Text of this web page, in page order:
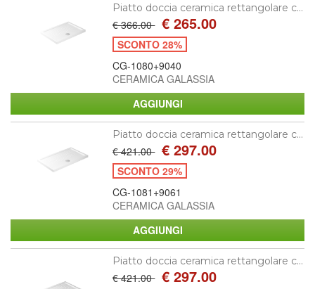
Piatto doccia ceramica rettangolare c...
€ 366.00 € 265.00
SCONTO 28%
CG-1080+9040
CERAMICA GALASSIA
Piatto doccia ceramica rettangolare c...
€ 421.00 € 297.00
SCONTO 29%
CG-1081+9061
CERAMICA GALASSIA
Piatto doccia ceramica rettangolare c...
€ 421.00 € 297.00